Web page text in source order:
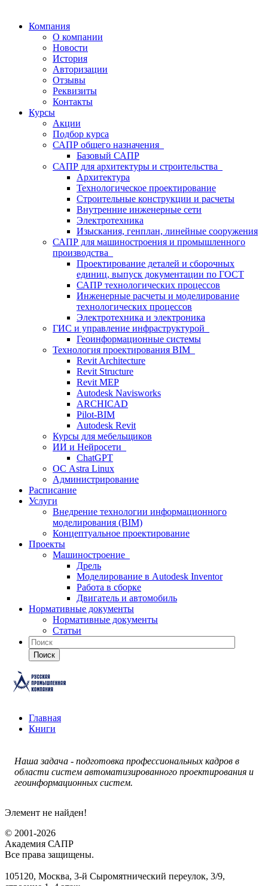
Компания
О компании
Новости
История
Авторизации
Отзывы
Реквизиты
Контакты
Курсы
Акции
Подбор курса
САПР общего назначения
Базовый САПР
САПР для архитектуры и строительства
Архитектура
Технологическое проектирование
Строительные конструкции и расчеты
Внутренние инженерные сети
Электротехника
Изыскания, генплан, линейные сооружения
САПР для машиностроения и промышленного
производства
Проектирование деталей и сборочных
единиц, выпуск документации по ГОСТ
САПР технологических процессов
Инженерные расчеты и моделирование
технологических процессов
Электротехника и электроника
ГИС и управление инфраструктурой
Геоинформационные системы
Технология проектирования BIM
Revit Architecture
Revit Structure
Revit MEP
Autodesk Navisworks
ARCHICAD
Pilot-BIM
Autodesk Revit
Курсы для мебельщиков
ИИ и Нейросети
ChatGPT
ОС Astra Linux
Администрирование
Расписание
Услуги
Внедрение технологии информационного
моделирования (BIM)
Концептуальное проектирование
Проекты
Машиностроение
Дрель
Моделирование в Autodesk Inventor
Работа в сборке
Двигатель и автомобиль
Нормативные документы
Нормативные документы
Статьи
Поиск
Главная
Книги
Наша задача - подготовка профессиональных кадров в
области систем автоматизированного проектирования и
геоинформационных систем.
Элемент не найден!
© 2001-2026
Академия САПР
Все права защищены.
105120, Москва, 3-й Сыромятнический переулок, 3/9,